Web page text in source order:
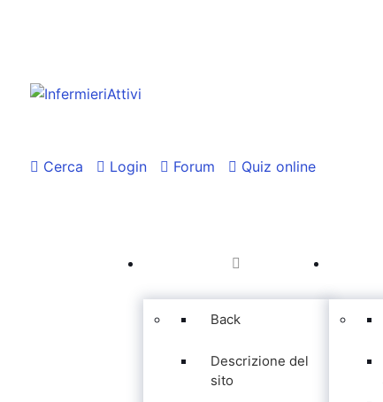
Cerca Login Forum Quiz online
Back
Descrizione del
sito